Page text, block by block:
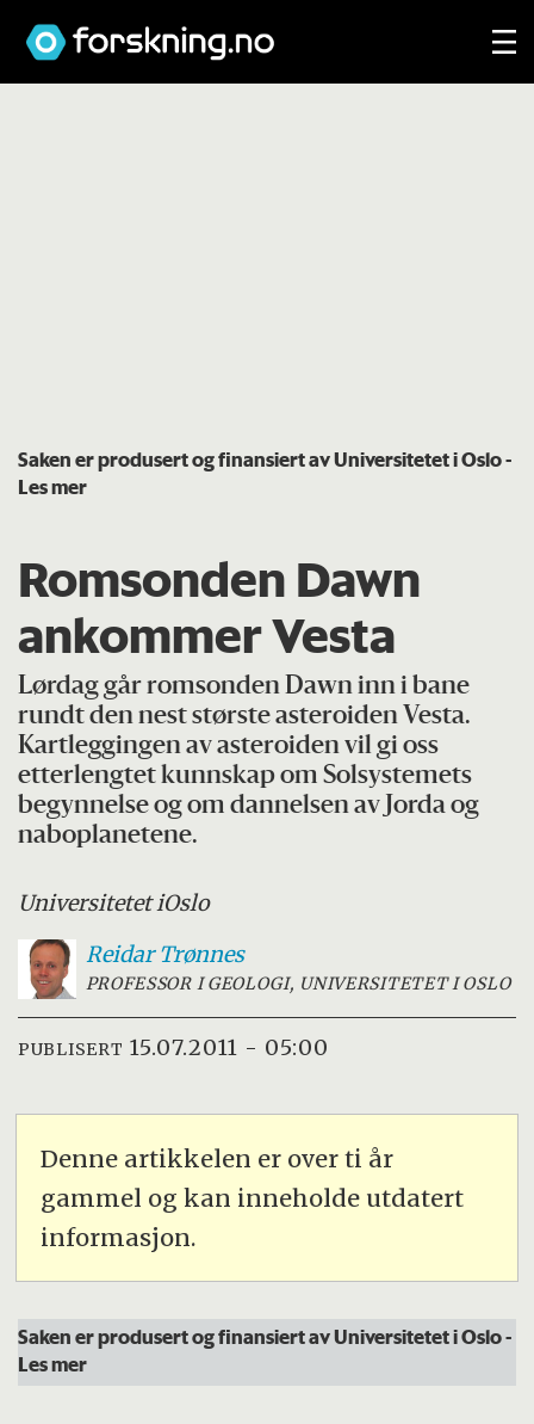
Saken er produsert og finansiert av Universitetet i Oslo-
Les mer
Romsonden Dawn
ankommer Vesta
Lørdag går romsonden Dawn inn i bane
rundt den nest største asteroiden Vesta.
Kartleggingen av asteroiden vil gi oss
etterlengtet kunnskap om Solsystemets
begynnelse og om dannelsen av Jorda og
naboplanetene.
Universitetet iOslo
Reidar Trønnes
PROFESSOR I GEOLOGI, UNIVERSITETET I OSLO
PUBLISERT 15.07.2011 - 05:00
Denne artikkelen er over ti år
gammel og kan inneholde utdatert
informasjon.
Saken er produsert og finansiert av Universitetet i Oslo-
Les mer